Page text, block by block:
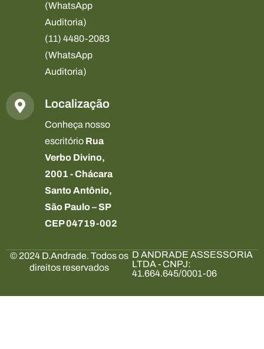
(WhatsApp
Auditoria)
(11) 4480-2083
(WhatsApp
Auditoria)
Localização
Conheça nosso
escritório Rua
Verbo Divino,
2001 - Chácara
Santo Antônio,
São Paulo – SP
CEP 04719-002
© 2024 D.Andrade. Todos os
direitos reservados
D ANDRADE ASSESSORIA
LTDA - CNPJ:
41.664.645/0001-06